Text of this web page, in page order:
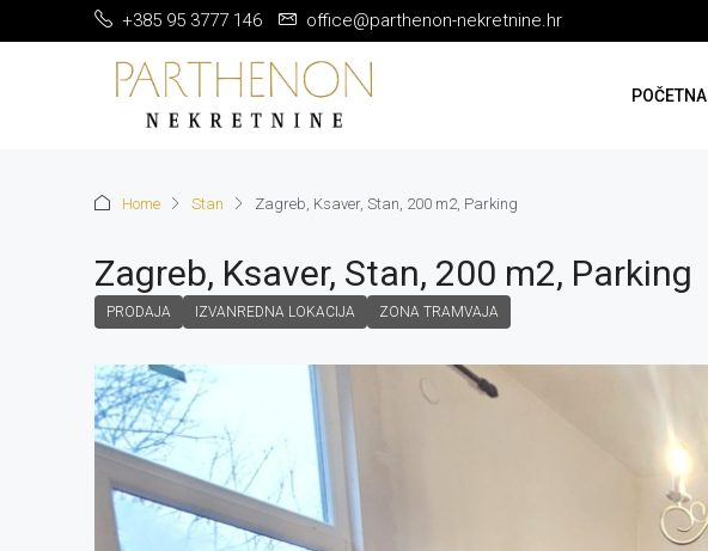
+385 95 3777 146 office@parthenon-nekretnine.hr
POČETNA
Home Stan Zagreb, Ksaver, Stan, 200 m2, Parking
Zagreb, Ksaver, Stan, 200 m2, Parking
PRODAJA IZVANREDNA LOKACIJA ZONA TRAMVAJA